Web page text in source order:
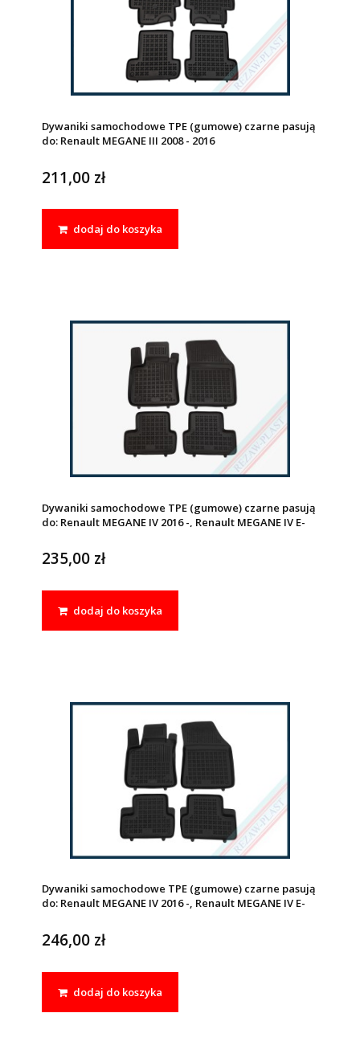
Dywaniki samochodowe TPE (gumowe) czarne pasują
do: Renault MEGANE III 2008 - 2016
211,00 zł
dodaj do koszyka
Dywaniki samochodowe TPE (gumowe) czarne pasują
do: Renault MEGANE IV 2016 -, Renault MEGANE IV E-
235,00 zł
dodaj do koszyka
Dywaniki samochodowe TPE (gumowe) czarne pasują
do: Renault MEGANE IV 2016 -, Renault MEGANE IV E-
246,00 zł
dodaj do koszyka